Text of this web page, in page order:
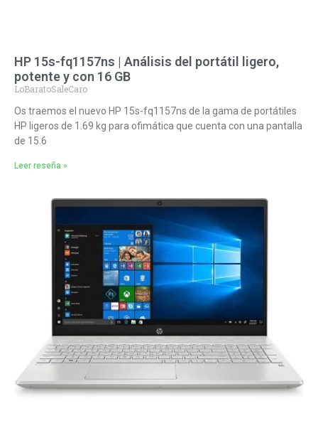
HP 15s-fq1157ns | Análisis del portátil ligero,
potente y con 16 GB
LoBaratoSaleCaro
Os traemos el nuevo HP 15s-fq1157ns de la gama de portátiles
HP ligeros de 1.69 kg para ofimática que cuenta con una pantalla
de 15.6
Leer reseña »